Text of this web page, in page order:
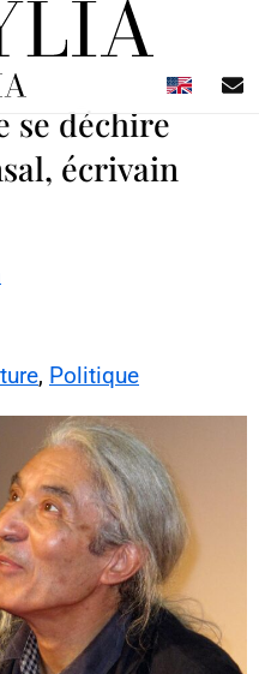
se déchire
écrivain
, Politique